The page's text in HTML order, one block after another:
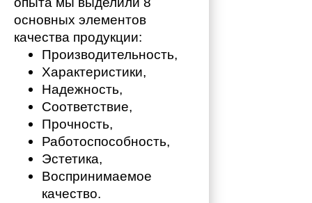
основных элементов
качества продукции:
Производительность,
Характеристики,
Надежность,
Соответствие,
Прочность,
Работоспособность,
Эстетика,
Воспринимаемое
качество.